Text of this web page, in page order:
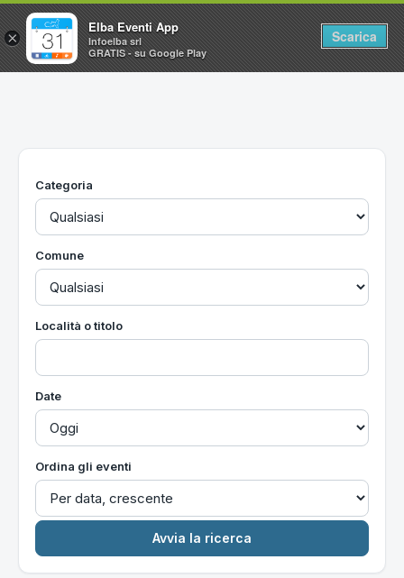
Home
Utilità
Categoria
Comune
Località o titolo
Date
Ordina gli eventi
×
Elba Eventi App
Infoelba srl
GRATIS - su Google Play
Scarica